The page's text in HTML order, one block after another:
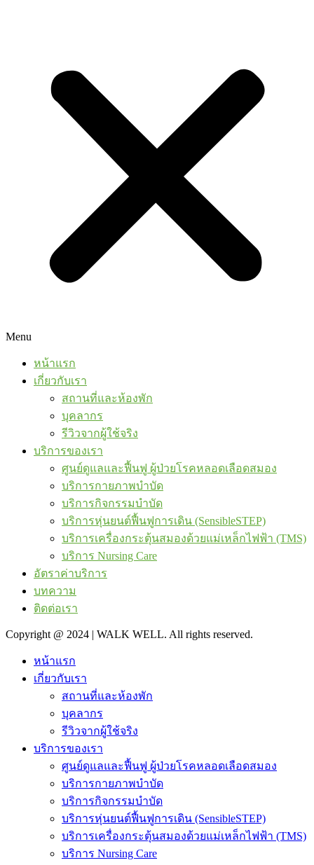
Menu
หน้าแรก
เกี่ยวกับเรา
สถานที่และห้องพัก
บุคลากร
รีวิวจากผู้ใช้จริง
บริการของเรา
ศูนย์ดูแลและฟื้นฟู ผู้ป่วยโรคหลอดเลือดสมอง
บริการกายภาพบำบัด
บริการกิจกรรมบำบัด
บริการหุ่นยนต์ฟื้นฟูการเดิน (SensibleSTEP)
บริการเครื่องกระตุ้นสมองด้วยแม่เหล็กไฟฟ้า (TMS)
บริการ Nursing Care
อัตราค่าบริการ
บทความ
ติดต่อเรา
Copyright @ 2024 | WALK WELL. All rights reserved.
หน้าแรก
เกี่ยวกับเรา
สถานที่และห้องพัก
บุคลากร
รีวิวจากผู้ใช้จริง
บริการของเรา
ศูนย์ดูแลและฟื้นฟู ผู้ป่วยโรคหลอดเลือดสมอง
บริการกายภาพบำบัด
บริการกิจกรรมบำบัด
บริการหุ่นยนต์ฟื้นฟูการเดิน (SensibleSTEP)
บริการเครื่องกระตุ้นสมองด้วยแม่เหล็กไฟฟ้า (TMS)
บริการ Nursing Care